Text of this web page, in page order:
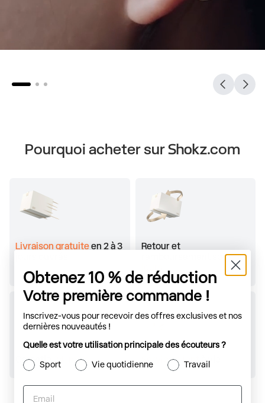
Pourquoi acheter sur Shokz.com
Livraison gratuite en 2 à 3
Retour et
remboursement sous30
Garantie 24-mois Service client à vie
Obtenez 10 % de réduction
Votre première commande !
Inscrivez-vous pour recevoir des offres exclusives et nos
dernières nouveautés !
Quelle est votre utilisation principale des écouteurs ?
Sport Vie quotidienne Travail
Email